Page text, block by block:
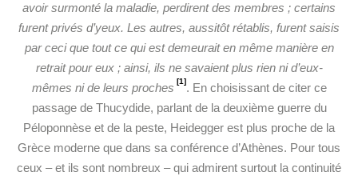
avoir surmonté la maladie, perdirent des membres ; certains
furent privés d’yeux. Les autres, aussitôt rétablis, furent saisis
par ceci que tout ce qui est demeurait en même manière en
retrait pour eux ; ainsi, ils ne savaient plus rien ni d’eux-
mêmes ni de leurs proches [1]. En choisissant de citer ce
passage de Thucydide, parlant de la deuxième guerre du
Péloponnèse et de la peste, Heidegger est plus proche de la
Grèce moderne que dans sa conférence d’Athènes. Pour tous
ceux – et ils sont nombreux – qui admirent surtout la continuité